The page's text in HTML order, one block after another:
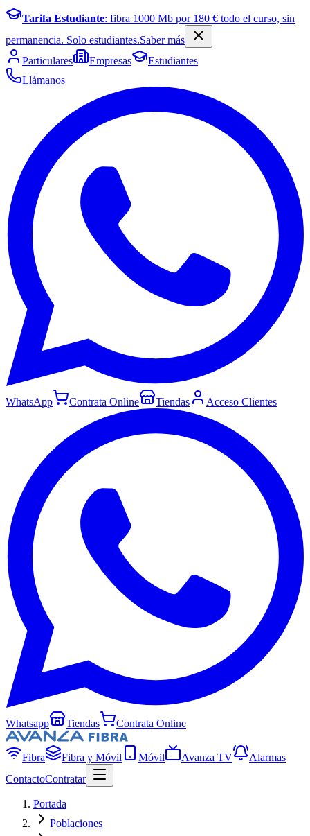
Tarifa Estudiante: fibra 1000 Mb por 180 € todo el curso, sin
permanencia. Solo estudiantes.Saber más
Particulares
Empresas
Estudiantes
Llámanos
WhatsApp Contrata Online Tiendas Acceso Clientes
Whatsapp Tiendas Contrata Online
Fibra Fibra y Móvil Móvil Avanza TV
Alarmas
ContactoContratar
Portada
Poblaciones